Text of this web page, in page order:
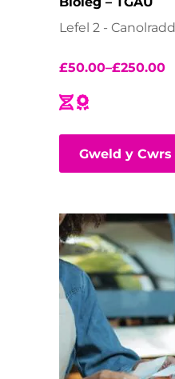
Lefel 2 - Canolradd
£50.00–£250.00
Gweld y Cwrs